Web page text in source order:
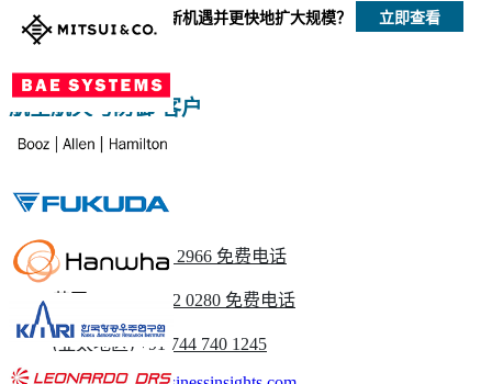
立即定制
我们如何帮助您发现新机遇并更快地扩大规模？ 立即查看
航空航天与防御 客户
请与我们联系
美国+1 833 909 2966 免费电话
+44 808 502 0280 免费电话
(亚太地区) +91 744 740 1245